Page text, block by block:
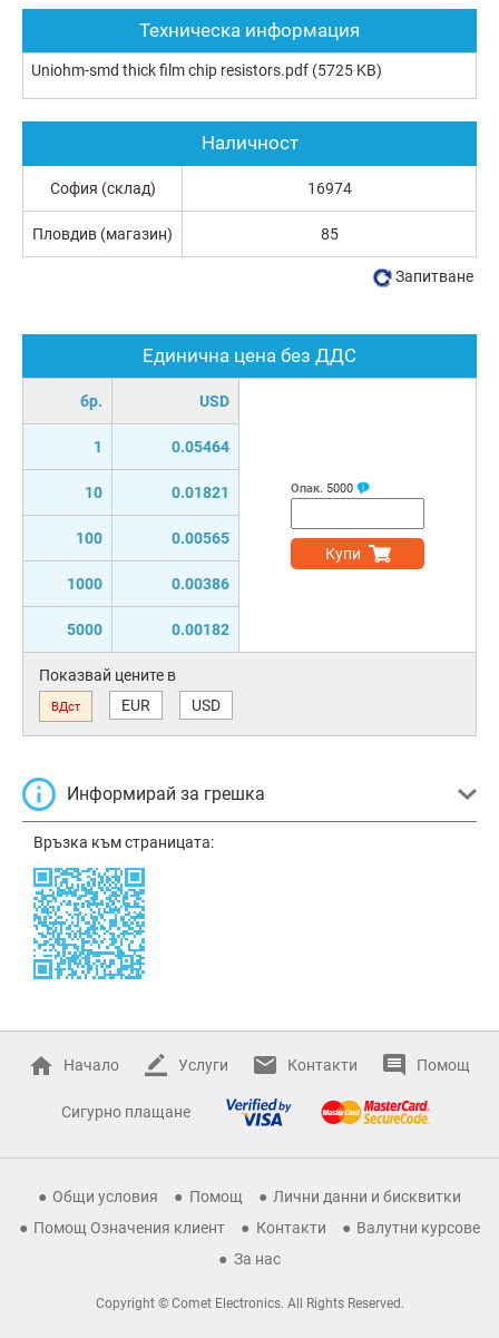
Техническа информация
Uniohm-smd thick film chip resistors.pdf (5725 KB)
Единична цена без ДДС
бр. USD
1 0.05464
10 0.01821
100 0.00565
1000 0.00386
5000 0.00182
Опак. 5000
Купи
Показвай цените в
ВДст EUR USD
Информирай за грешка
Връзка към страницата:
Наличност
София (склад) 16974
Пловдив (магазин) 85
Запитване
Начало Услуги Контакти Помощ
Сигурно плащане
Общи условия Помощ
Лични данни и бисквитки
Помощ Означения клиент
Контакти
Валутни курсове
За нас
Copyright © Comet Electronics. All Rights Reserved.